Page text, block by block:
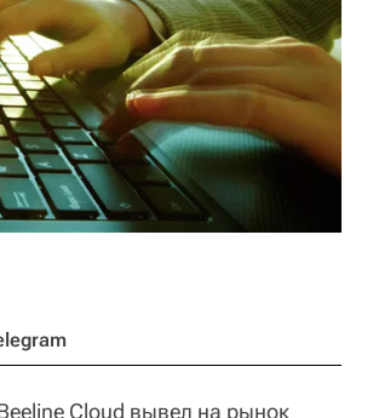
Cloud вывел на рынок